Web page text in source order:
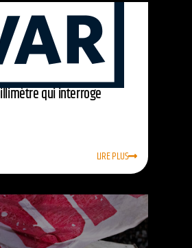
qui interroge
LIRE PLUS